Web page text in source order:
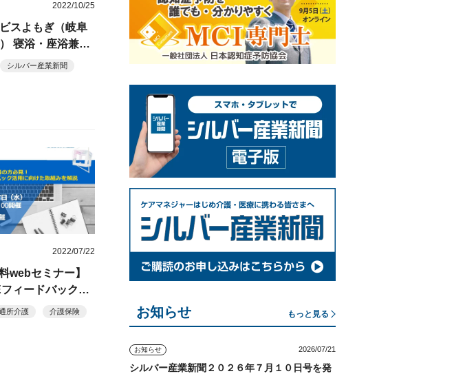
2022/10/25
スよもぎ（岐阜
寝浴・座浴兼用
持上げ」撤廃
シルバー産業新聞
2022/07/22
webセミナー】
ィードバック活
た取り組みを解
所介護 介護保険 お知らせ もっと見る
お知らせ 2026/07/21
シルバー産業新聞２０２６年７月１０日号を発